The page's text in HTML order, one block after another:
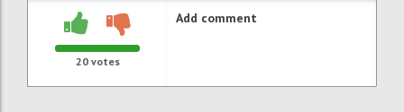
20votes
Add comment